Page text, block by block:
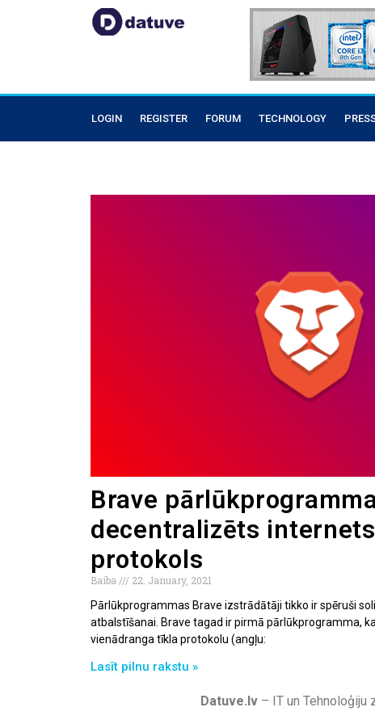
LOGIN REGISTER FORUM TECHNOLOGY
Brave
decentralizēts
protokols
Baiba
22. January, 2021
Pārlūkprogrammas Brave izstrādātāji tikko ir spēruši
atbalstīšanai. Brave tagad ir pirmā pārlūkprogramma,
vienādranga tīkla protokolu (angļu:
Lasīt pilnu rakstu »
Datuve.lv – IT un